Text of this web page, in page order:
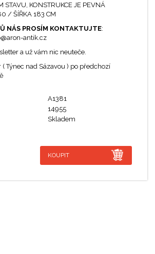
STAVU, KONSTRUKCE JE PEVNÁ
/ ŠÍŘKA 183 CM
NÁS PROSÍM KONTAKTUJTE:
antik.cz
a už vám nic neuteče.
Týnec nad Sázavou ) po předchozí
A1381
14955
Skladem
KOUPIT